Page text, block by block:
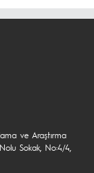
ve Araştırma
Sokak, No:4/4,